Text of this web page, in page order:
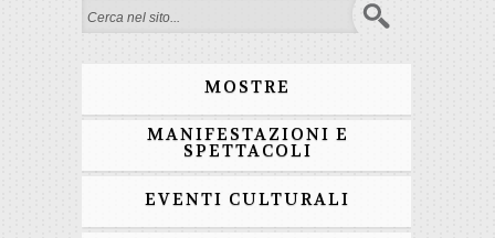
Form di ricerca
MOSTRE
MANIFESTAZIONI E
SPETTACOLI
EVENTI CULTURALI